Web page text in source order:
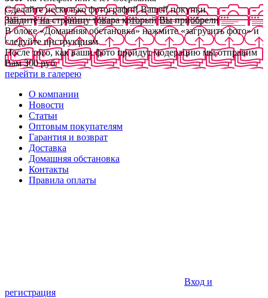
Сделайте несколько фотографий Вашей покупки
Зайдите на страницу товара который Вы приобрели
В блоке «Домашняя обстановка» нажмите «загрузить фото» и
следуйте инструкциям
После того, как ваши фото пройдут модерацию мы отправим
Вам 300 руб
перейти в галерею
О компании
Новости
Статьи
Оптовым покупателям
Гарантия и возврат
Доставка
Домашняя обстановка
Контакты
Правила оплаты
Вход и
регистрация